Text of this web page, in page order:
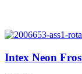
Intex Neon